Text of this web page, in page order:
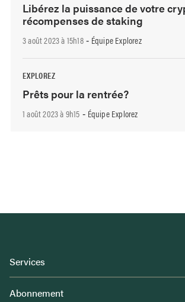
Libérez la puissance de votre
récompenses de staking
3 août 2023 à 15h18- Équipe Explorez
EXPLOREZ
Prêts pour la rentrée?
1 août 2023 à 9h15 - Équipe Explorez
Services
Abonnement